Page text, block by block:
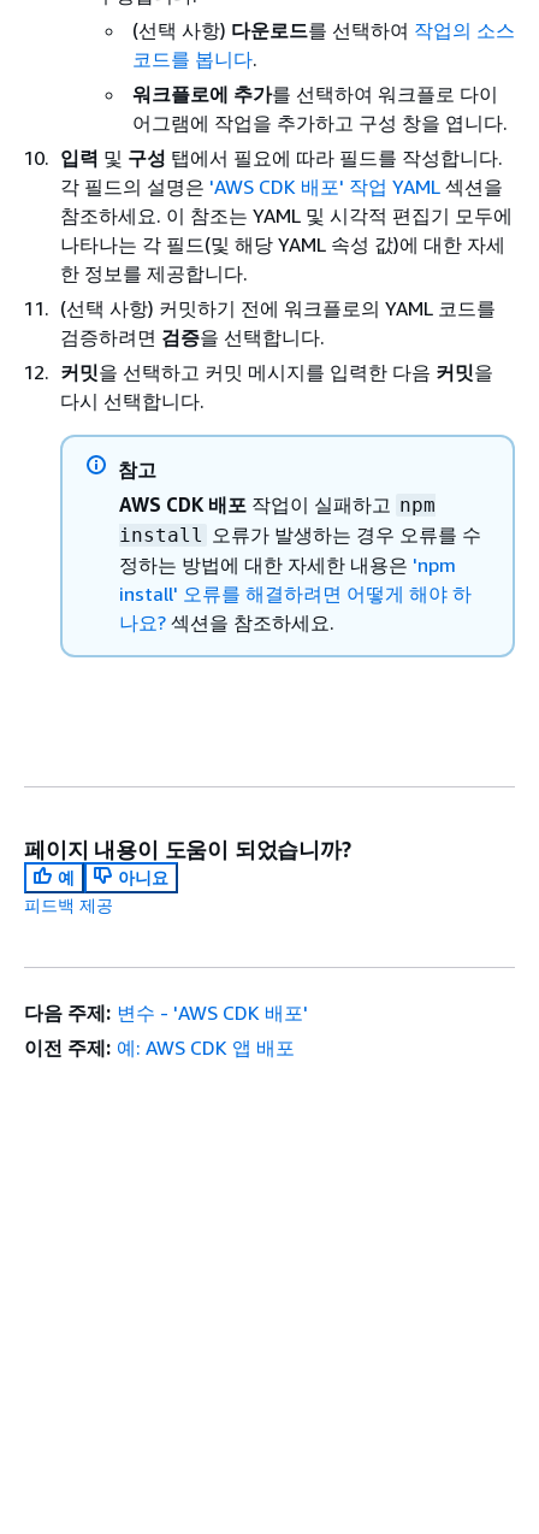
(선택 사항) 다운로드를 선택하여 작업의 소스
코드를 봅니다.
워크플로에 추가를 선택하여 워크플로 다이
어그램에 작업을 추가하고 구성 창을 엽니다.
입력 및 구성 탭에서 필요에 따라 필드를 작성합니다.
각 필드의 설명은 'AWS CDK 배포' 작업 YAML 섹션을
참조하세요. 이 참조는 YAML 및 시각적 편집기 모두에
나타나는 각 필드(및 해당 YAML 속성 값)에 대한 자세
한 정보를 제공합니다.
(선택 사항) 커밋하기 전에 워크플로의 YAML 코드를
검증하려면 검증을 선택합니다.
커밋을 선택하고 커밋 메시지를 입력한 다음 커밋을
다시 선택합니다.
참고
AWS CDK 배포 작업이 실패하고 npm
install 오류가 발생하는 경우 오류를 수
정하는 방법에 대한 자세한 내용은 'npm
install' 오류를 해결하려면 어떻게 해야 하
나요? 섹션을 참조하세요.
페이지 내용이 도움이 되었습니까?
예
아니요
피드백 제공
다음 주제: 변수 - 'AWS CDK 배포'
이전 주제: 예: AWS CDK 앱 배포